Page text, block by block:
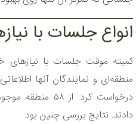
انواع جلسات با
کمیته موقت جلسات با نیازهای
منطقه‌ای و نمایندگان آنها
دادند. نتایج بررسی چنین بود: